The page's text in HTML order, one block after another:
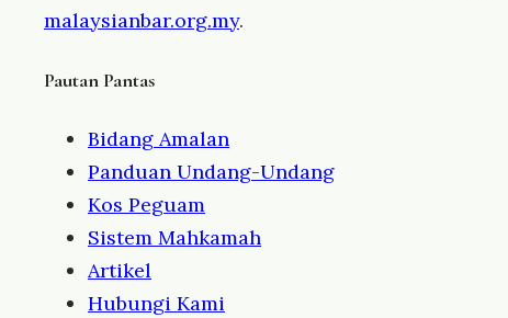
malaysianbar.org.my.
Pautan Pantas
Bidang Amalan
Panduan Undang-Undang
Kos Peguam
Sistem Mahkamah
Artikel
Hubungi Kami